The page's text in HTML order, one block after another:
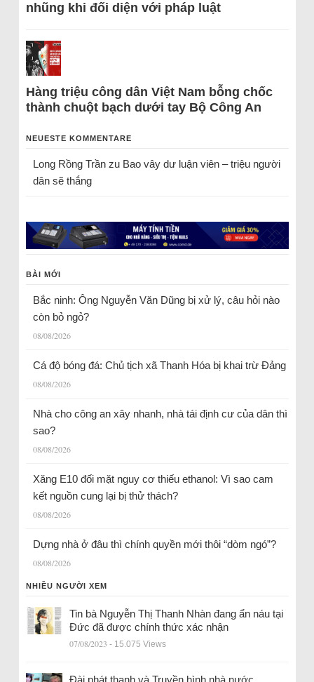
nhũng khi đối diện với pháp luật
Hàng triệu công dân Việt Nam bỗng chốc
thành chuột bạch dưới tay Bộ Công An
NEUESTE KOMMENTARE
Long Rồng Trầnzu Bao vây dư luận viên – triệu người
dân sẽ thắng
BÀI MỚI
Bắc ninh: Ông Nguyễn Văn Dũng bị xử lý, câu hỏi nào
còn bỏ ngỏ?
08/08/2026
Cá độ bóng đá: Chủ tịch xã Thanh Hóa bị khai trừ Đảng
08/08/2026
Nhà cho công an xây nhanh, nhà tái định cư của dân thì
sao?
08/08/2026
Xăng E10 đối mặt nguy cơ thiếu ethanol: Vì sao cam
kết nguồn cung lại bị thử thách?
08/08/2026
Dựng nhà ở đâu thì chính quyền mới thôi “dòm ngó”?
08/08/2026
NHIỀU NGƯỜI XEM
Tin bà Nguyễn Thị Thanh Nhàn đang ẩn náu tại
Đức đã được chính thức xác nhận
07/08/2023 - 15.075 Views
Đài phát thanh và Truyền hình nhà nước